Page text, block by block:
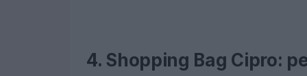
4. Shopping Bag Cipro: